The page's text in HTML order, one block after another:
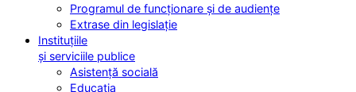
Programul de funcționare și de audiențe
Extrase din legislație
Instituțiile
și serviciile publice
Asistență socială
Educația